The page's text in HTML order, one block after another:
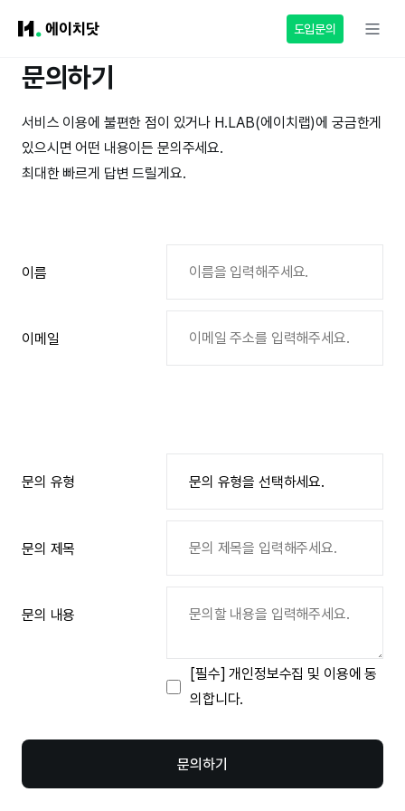
도입문의
문의하기
서비스 이용에 불편한 점이 있거나 H.LAB(에이치랩)에 궁금한게
있으시면 어떤 내용이든 문의주세요.
최대한 빠르게 답변 드릴게요.
이름
이메일
문의 유형
문의 제목
문의 내용
[필수]개인정보수집 및 이용에 동
의합니다.